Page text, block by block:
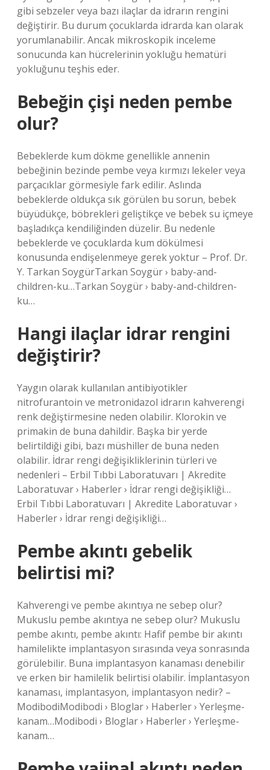
gibi sebzeler veya bazı ilaçlar da idrarın rengini
değiştirir. Bu durum çocuklarda idrarda kan olarak
yorumlanabilir. Ancak mikroskopik inceleme
sonucunda kan hücrelerinin yokluğu hematüri
yokluğunu teşhis eder.
Bebeğin çişi neden pembe
olur?
Bebeklerde kum dökme genellikle annenin
bebeğinin bezinde pembe veya kırmızı lekeler veya
parçacıklar görmesiyle fark edilir. Aslında
bebeklerde oldukça sık görülen bu sorun, bebek
büyüdükçe, böbrekleri geliştikçe ve bebek su içmeye
başladıkça kendiliğinden düzelir. Bu nedenle
bebeklerde ve çocuklarda kum dökülmesi
konusunda endişelenmeye gerek yoktur – Prof. Dr.
Y. Tarkan SoygürTarkan Soygür › baby-and-
children-ku…Tarkan Soygür › baby-and-children-
ku…
Hangi ilaçlar idrar rengini
değiştirir?
Yaygın olarak kullanılan antibiyotikler
nitrofurantoin ve metronidazol idrarın kahverengi
renk değiştirmesine neden olabilir. Klorokin ve
primakin de buna dahildir. Başka bir yerde
belirtildiği gibi, bazı müshiller de buna neden
olabilir. İdrar rengi değişikliklerinin türleri ve
nedenleri – Erbil Tıbbi Laboratuvarı | Akredite
Laboratuvar › Haberler › İdrar rengi değişikliği…
Erbil Tıbbi Laboratuvarı | Akredite Laboratuvar ›
Haberler › İdrar rengi değişikliği…
Pembe akıntı gebelik
belirtisi mi?
Kahverengi ve pembe akıntıya ne sebep olur?
Mukuslu pembe akıntıya ne sebep olur? Mukuslu
pembe akıntı, pembe akıntı: Hafif pembe bir akıntı
hamilelikte implantasyon sırasında veya sonrasında
görülebilir. Buna implantasyon kanaması denebilir
ve erken bir hamilelik belirtisi olabilir. İmplantasyon
kanaması, implantasyon, implantasyon nedir? –
ModibodiModibodi › Bloglar › Haberler › Yerleşme-
kanam…Modibodi › Bloglar › Haberler › Yerleşme-
kanam…